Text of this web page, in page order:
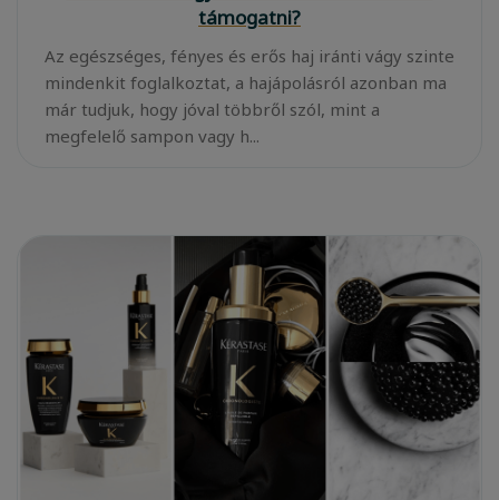
támogatni?
Az egészséges, fényes és erős haj iránti vágy szinte
mindenkit foglalkoztat, a hajápolásról azonban ma
már tudjuk, hogy jóval többről szól, mint a
megfelelő sampon vagy h...